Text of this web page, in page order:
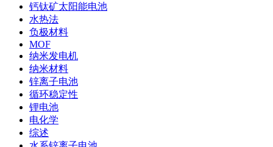
钙钛矿太阳能电池
水热法
负极材料
MOF
纳米发电机
纳米材料
锌离子电池
循环稳定性
锂电池
电化学
综述